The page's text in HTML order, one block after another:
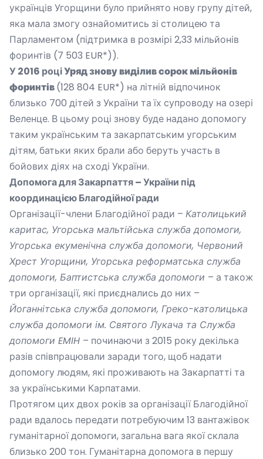
українців Угорщини було прийнято нову групу дітей,
яка мала змогу ознайомитись зі столицею та
Парламентом (підтримка в розмірі 2,33 мільйонів
форинтів (7 503 EUR*)).
У 2016 роціУряд знову виділив сорок мільйонів
форинтів(128 804 EUR*) на літній відпочинок
близько 700 дітей з України та їх супроводу на озері
Веленце. В цьому році знову буде надано допомогу
таким українським та закарпатським угорським
дітям, батьки яких брали або беруть участь в
бойових діях на сході України.
Допомога для Закарпаття – України під
координацією Благодійної ради
Організації-члени Благодійної ради – Католицький
каритас, Угорська мальтійська служба допомоги,
Угорська екуменічна служба допомоги, Червоний
Хрест Угорщини, Угорська реформатська служба
допомоги, Баптистська служба допомоги – а також
три організації, які приєднались до них –
Йоганнітська служба допомоги, Греко-католицька
служба допомоги ім. Святого Лукача та Служба
допомоги EMIH – починаючи з 2015 року декілька
разів співпрацювали заради того, щоб надати
допомогу людям, які проживають на Закарпатті та
за українськими Карпатами.
Протягом цих двох років за організації Благодійної
ради вдалось передати потребуючим 13 вантажівок
гуманітарної допомоги, загальна вага якої склала
близько 200 тон. Гуманітарна допомога в першу